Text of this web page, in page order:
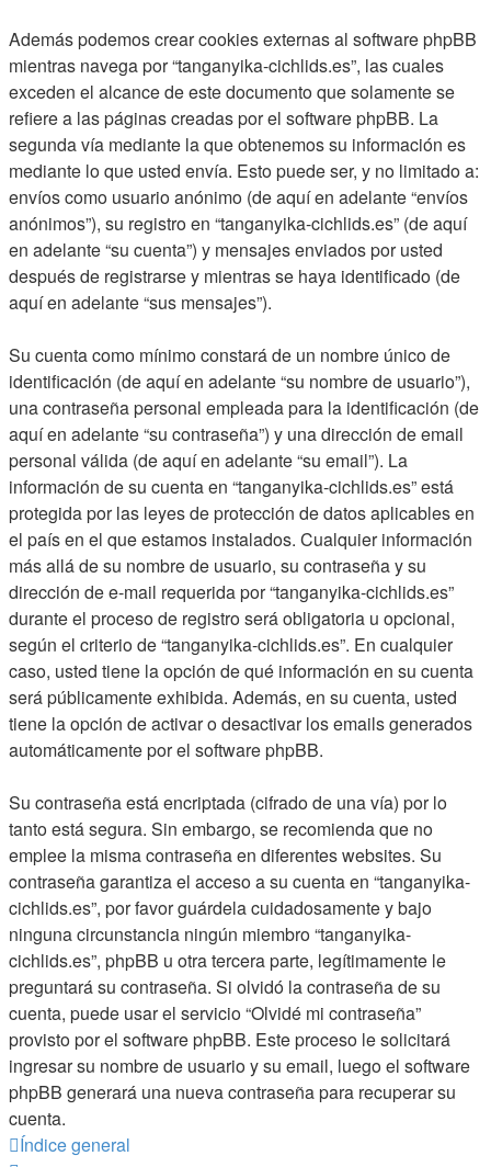
Además podemos crear cookies externas al software phpBB
mientras navega por “tanganyika-cichlids.es”, las cuales
exceden el alcance de este documento que solamente se
refiere a las páginas creadas por el software phpBB. La
segunda vía mediante la que obtenemos su información es
mediante lo que usted envía. Esto puede ser, y no limitado a:
envíos como usuario anónimo (de aquí en adelante “envíos
anónimos”), su registro en “tanganyika-cichlids.es” (de aquí
en adelante “su cuenta”) y mensajes enviados por usted
después de registrarse y mientras se haya identificado (de
aquí en adelante “sus mensajes”).
Su cuenta como mínimo constará de un nombre único de
identificación (de aquí en adelante “su nombre de usuario”),
una contraseña personal empleada para la identificación (de
aquí en adelante “su contraseña”) y una dirección de email
personal válida (de aquí en adelante “su email”). La
información de su cuenta en “tanganyika-cichlids.es” está
protegida por las leyes de protección de datos aplicables en
el país en el que estamos instalados. Cualquier información
más allá de su nombre de usuario, su contraseña y su
dirección de e-mail requerida por “tanganyika-cichlids.es”
durante el proceso de registro será obligatoria u opcional,
según el criterio de “tanganyika-cichlids.es”. En cualquier
caso, usted tiene la opción de qué información en su cuenta
será públicamente exhibida. Además, en su cuenta, usted
tiene la opción de activar o desactivar los emails generados
automáticamente por el software phpBB.
Su contraseña está encriptada (cifrado de una vía) por lo
tanto está segura. Sin embargo, se recomienda que no
emplee la misma contraseña en diferentes websites. Su
contraseña garantiza el acceso a su cuenta en “tanganyika-
cichlids.es”, por favor guárdela cuidadosamente y bajo
ninguna circunstancia ningún miembro “tanganyika-
cichlids.es”, phpBB u otra tercera parte, legítimamente le
preguntará su contraseña. Si olvidó la contraseña de su
cuenta, puede usar el servicio “Olvidé mi contraseña”
provisto por el software phpBB. Este proceso le solicitará
ingresar su nombre de usuario y su email, luego el software
phpBB generará una nueva contraseña para recuperar su
cuenta.
Índice general